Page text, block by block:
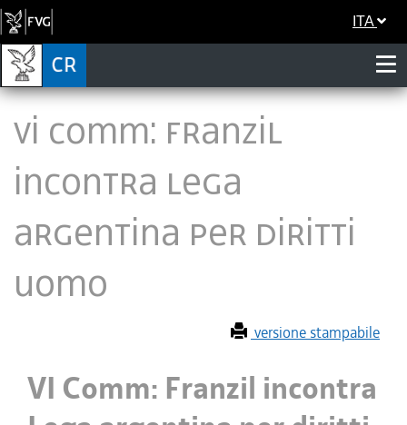
ITA
VI Comm: Franzil
incontra Lega
argentina per diritti
uomo
versione stampabile
VI Comm: Franzil incontra